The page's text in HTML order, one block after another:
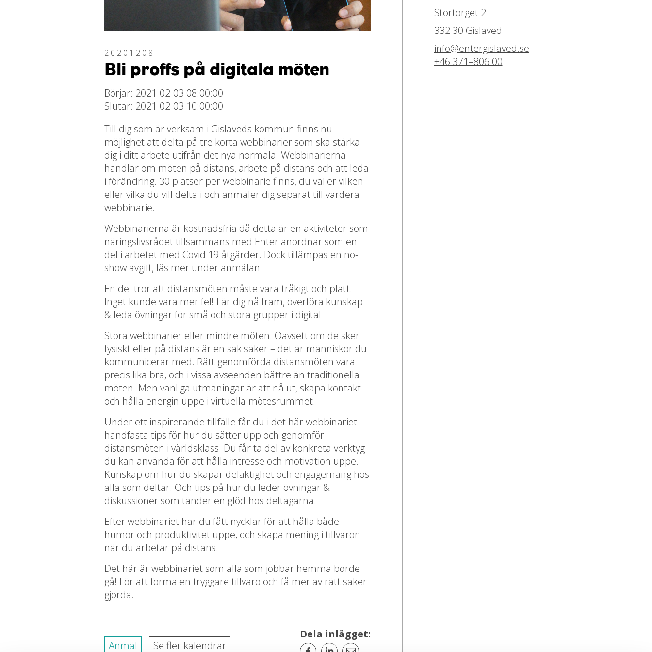
20201208
Bli proffs på digitala möten
Börjar: 2021-02-03 08:00:00
Slutar: 2021-02-03 10:00:00
Till dig som är verksam i Gislaveds kommun finns nu
möjlighet att delta på tre korta webbinarier som ska stärka
dig i ditt arbete utifrån det nya normala. Webbinarierna
handlar om möten på distans, arbete på distans och att leda
i förändring. 30 platser per webbinarie finns, du väljer vilken
eller vilka du vill delta i och anmäler dig separat till vardera
webbinarie.
Webbinarierna är kostnadsfria då detta är en aktiviteter som
näringslivsrådet tillsammans med Enter anordnar som en
del i arbetet med Covid 19 åtgärder. Dock tillämpas en no-
show avgift, läs mer under anmälan.
En del tror att distansmöten måste vara tråkigt och platt.
Inget kunde vara mer fel! Lär dig nå fram, överföra kunskap
& leda övningar för små och stora grupper i digital
Stora webbinarier eller mindre möten. Oavsett om de sker
fysiskt eller på distans är en sak säker – det är människor du
kommunicerar med. Rätt genomförda distansmöten vara
precis lika bra, och i vissa avseenden bättre än traditionella
möten. Men vanliga utmaningar är att nå ut, skapa kontakt
och hålla energin uppe i virtuella mötesrummet.
Under ett inspirerande tillfälle får du i det här webbinariet
handfasta tips för hur du sätter upp och genomför
distansmöten i världsklass. Du får ta del av konkreta verktyg
du kan använda för att hålla intresse och motivation uppe.
Kunskap om hur du skapar delaktighet och engagemang hos
alla som deltar. Och tips på hur du leder övningar &
diskussioner som tänder en glöd hos deltagarna.
Efter webbinariet har du fått nycklar för att hålla både
humör och produktivitet uppe, och skapa mening i tillvaron
när du arbetar på distans.
Det här är webbinariet som alla som jobbar hemma borde
gå! För att forma en tryggare tillvaro och få mer av rätt saker
gjorda.
Anmäl Se fler kalendrar
Dela inlägget:
Stortorget 2
332 30 Gislaved
info@entergislaved.se
+46 371–806 00